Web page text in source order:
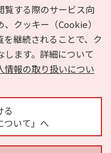
覧する際のサービス向
クッキー（Cookie）
継続されることで、ク
します。詳細について
情報の取り扱いについ
る
ついて」へ
に入り
ヘルプ
て
運営会社
お問い合わせ